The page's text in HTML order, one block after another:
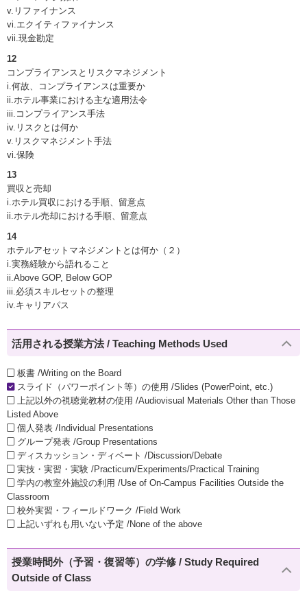
v.リファイナンス
vi.エクイティファイナンス
vii.現金勘定
12
コンプライアンスとリスクマネジメント
i.何故、コンプライアンスは重要か
ii.ホテル事業における主な適用法令
iii.コンプライアンス手法
iv.リスクとは何か
v.リスクマネジメント手法
vi.保険
13
買収と売却
i.ホテル買収における手順、留意点
ii.ホテル売却における手順、留意点
14
ホテルアセットマネジメントとは何か（２）
i.実務経験から語れること
ii.Above GOP, Below GOP
iii.必須スキルセットの整理
iv.キャリアパス
活用される授業方法 / Teaching Methods Used
板書 /Writing on the Board
スライド（パワーポイント等）の使用 /Slides (PowerPoint, etc.)
上記以外の視聴覚教材の使用 /Audiovisual Materials Other than Those
Listed Above
個人発表 /Individual Presentations
グループ発表 /Group Presentations
ディスカッション・ディベート /Discussion/Debate
実技・実習・実験 /Practicum/Experiments/Practical Training
学内の教室外施設の利用 /Use of On-Campus Facilities Outside the
Classroom
校外実習・フィールドワーク /Field Work
上記いずれも用いない予定 /None of the above
授業時間外（予習・復習等）の学修 / Study Required
Outside of Class